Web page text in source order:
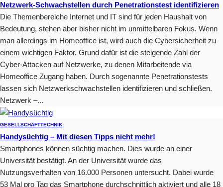
Netzwerk-Schwachstellen durch Penetrationstest identifizieren
Die Themenbereiche Internet und IT sind für jeden Haushalt von
Bedeutung, stehen aber bisher nicht im unmittelbaren Fokus. Wenn
man allerdings im Homeoffice ist, wird auch die Cybersicherheit zu
einem wichtigen Faktor. Grund dafür ist die steigende Zahl der
Cyber-Attacken auf Netzwerke, zu denen Mitarbeitende via
Homeoffice Zugang haben. Durch sogenannte Penetrationstests
lassen sich Netzwerkschwachstellen identifizieren und schließen.
Netzwerk –...
GESELLSCHAFTTECHNIK
Handysüchtig – Mit diesen Tipps nicht mehr!
Smartphones können süchtig machen. Dies wurde an einer
Universität bestätigt. An der Universität wurde das
Nutzungsverhalten von 16.000 Personen untersucht. Dabei wurde
53 Mal pro Tag das Smartphone durchschnittlich aktiviert und alle 18